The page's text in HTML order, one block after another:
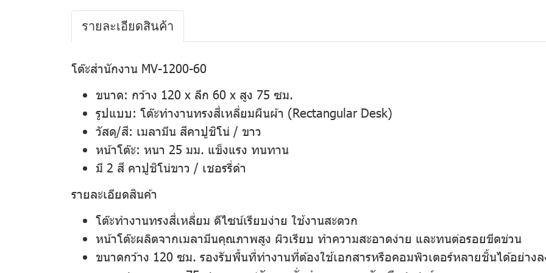
รายละเอียดสินค้า
โต๊ะสำนักงาน MV-1200-60
ขนาด: กว้าง 120 x ลึก 60 x สูง 75 ซม.
รูปแบบ: โต๊ะทำงานทรงสี่เหลี่ยมผืนผ้า (Rectangular Desk)
วัสดุ/สี: เมลามีน สีคาปูชิโน่ / ขาว
หน้าโต๊ะ: หนา 25 มม. แข็งแรง ทนทาน
มี 2 สี คาปูชิโน่ขาว / เชอรรี่ดำ
รายละเอียดสินค้า
โต๊ะทำงานทรงสี่เหลี่ยม ดีไซน์เรียบง่าย ใช้งานสะดวก
หน้าโต๊ะผลิตจากเมลามีนคุณภาพสูง ผิวเรียบ ทำความสะอาดง่าย และทนต่อรอยขีดข่วน
ขนาดกว้าง 120 ซม. รองรับพื้นที่ทำงานที่ต้องใช้เอกสารหรือคอมพิวเตอร์หลายชิ้นได้อย่าง